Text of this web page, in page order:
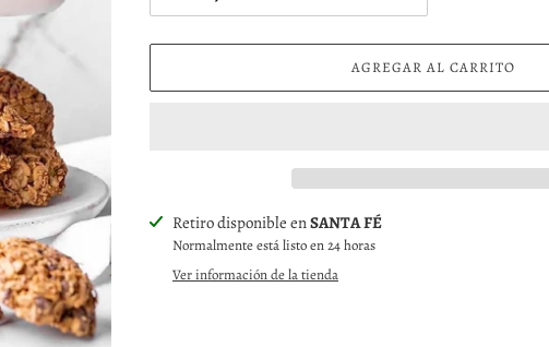
AGREGAR AL CARRITO
Agregando
producto
Retiro disponible enSANTA FÉ
Normalmente está listo en 24 horas
Ver información de la tienda